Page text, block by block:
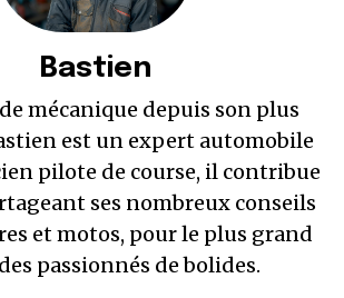
Bastien
mécanique depuis son plus
est un expert automobile
pilote de course, il contribue
ses nombreux conseils
et motos, pour le plus grand
passionnés de bolides.